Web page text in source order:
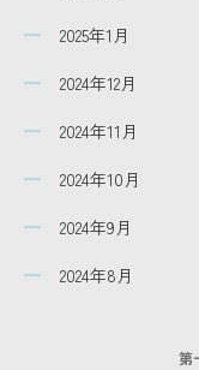
2025年1月
2024年12月
2024年11月
2024年10月
2024年9月
2024年8月
第